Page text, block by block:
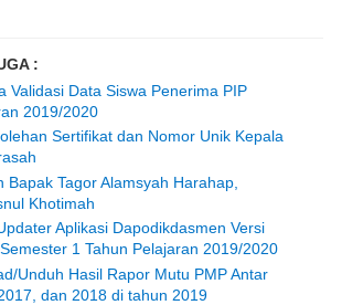
:
Validasi Data Siswa Penerima PIP
2019/2020
Sertifikat dan Nomor Unik Kepala
Bapak Tagor Alamsyah Harahap,
Khotimah
Aplikasi Dapodikdasmen Versi
1 Tahun Pelajaran 2019/2020
Unduh Hasil Rapor Mutu PMP Antar
dan 2018 di tahun 2019